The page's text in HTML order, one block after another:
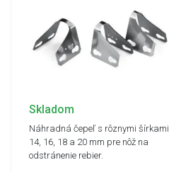
Skladom
Náhradná čepeľ s rôznymi šírkami
14, 16, 18 a 20 mm pre nôž na
odstránenie rebier.